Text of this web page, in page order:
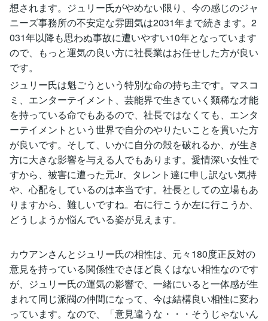
想されます。ジュリー氏がやめない限り、今の感じのジャ
ニーズ事務所の不安定な雰囲気は2031年まで続きます。2
031年以降も思わぬ事故に遭いやすい10年となっています
ので、もっと運気の良い方に社長業はお任せした方が良い
です。
ジュリー氏は魁ごうという特別な命の持ち主です。マスコ
ミ、エンターテイメント、芸能界で生きていく類稀な才能
を持っている命でもあるので、社長ではなくても、エンタ
ーテイメントという世界で自分のやりたいことを貫いた方
が良いです。そして、いかに自分の殻を破れるか、が生き
方に大きな影響を与える人でもあります。愛情深い女性で
すから、被害に遭った元Jr、タレント達に申し訳ない気持
や、心配をしているのは本当です。社長としての立場もあ
りますから、難しいですね。右に行こうか左に行こうか、
どうしようか悩んでいる姿が見えます。
カウアンさんとジュリー氏の相性は、元々180度正反対の
意見を持っている関係性でさほど良くはない相性なのです
が、ジュリー氏の運気の影響で、一緒にいると一体感が生
まれて同じ派閥の仲間になって、今は結構良い相性に変わ
っています。なので、「意見違うな・・・そうじゃないん